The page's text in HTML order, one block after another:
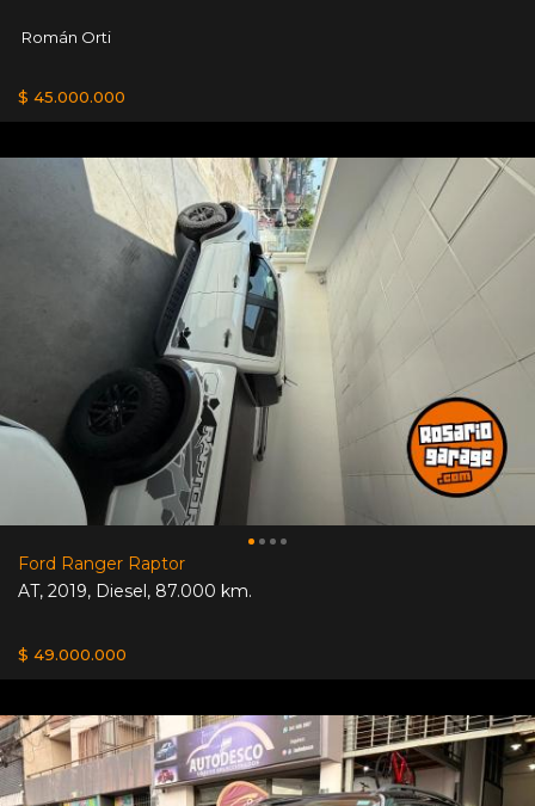
Román Orti
$ 45.000.000
Ford Ranger Raptor
AT, 2019, Diesel, 87.000 km.
$ 49.000.000